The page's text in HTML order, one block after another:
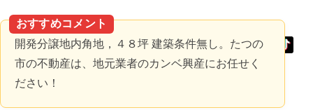
おすすめコメント
開発分譲地内角地，４８坪 建築条件無し。たつの
市の不動産は、地元業者のカンベ興産にお任せく
ださい！